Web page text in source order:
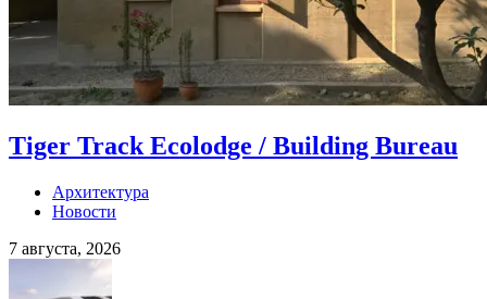
Tiger Track Ecolodge / Building Bureau
Архитектура
Новости
7 августа, 2026